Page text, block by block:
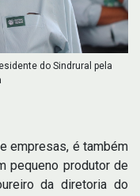
do Sindrural pela
empresas, é também
pequeno produtor de
da diretoria do